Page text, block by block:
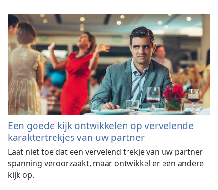
Een goede kijk ontwikkelen op vervelende
karaktertrekjes van uw partner
Laat niet toe dat een vervelend trekje van uw partner
spanning veroorzaakt, maar ontwikkel er een andere
kijk op.